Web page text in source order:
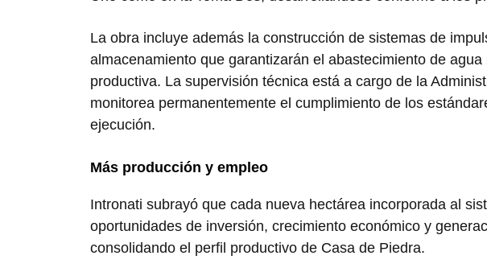
La obra incluye además la construcción de sistemas de
almacenamiento que garantizarán el abastecimiento de
productiva. La supervisión técnica está a cargo de la
monitorea permanentemente el cumplimiento de los
ejecución.
Más producción y empleo
Intronati subrayó que cada nueva hectárea incorporada al
oportunidades de inversión, crecimiento económico y
consolidando el perfil productivo de Casa de Piedra.